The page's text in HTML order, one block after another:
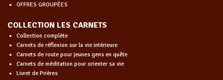
OFFRES GROUPÉES
COLLECTION LES CARNETS
Collection complète
Carnets de réflexion sur la vie intérieure
Carnets de route pour jeunes gens en quête
Carnets de méditation pour orienter sa vie
Livret de Prières